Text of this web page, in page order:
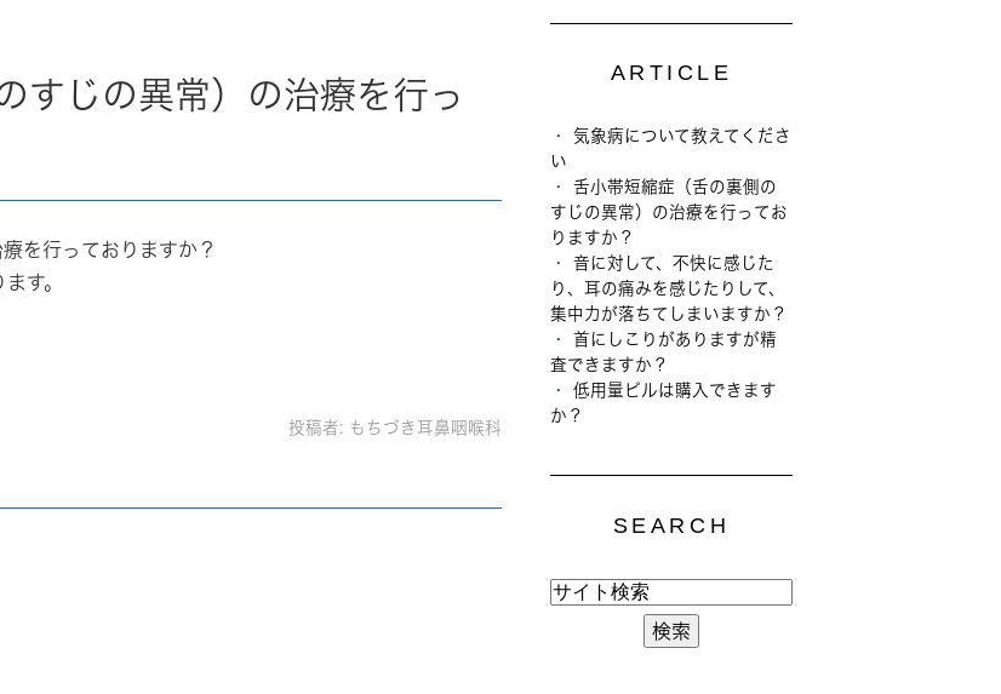
すじの異常）の治療を行っ
を行っておりますか？
す。
投稿者: もちづき耳鼻咽喉科
ARTICLE
気象病について教えてくださ
い
舌小帯短縮症（舌の裏側の
すじの異常）の治療を行ってお
りますか？
音に対して、不快に感じた
り、耳の痛みを感じたりして、
集中力が落ちてしまいますか？
首にしこりがありますが精
査できますか？
低用量ピルは購入できます
か？
SEARCH